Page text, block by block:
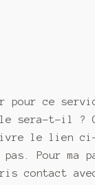
pour ce
sera-t-il ?
le lien
pas. Pour
contact